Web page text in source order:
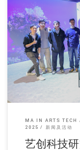
新闻及传播学系新设立
MA IN ARTS TECH
2025
新闻及活动
艺创科技